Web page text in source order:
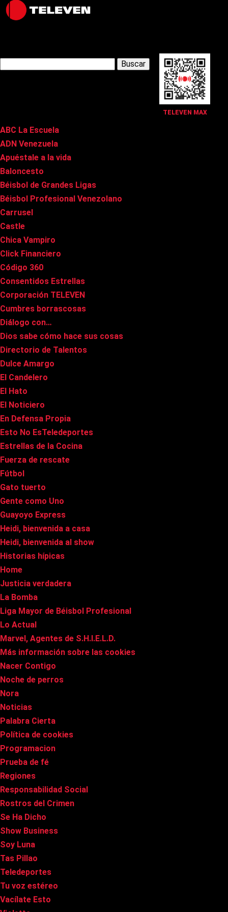
TELEVEN MAX
Latest Posts
ABC La Escuela
ADN Venezuela
Apuéstale a la vida
Baloncesto
Béisbol de Grandes Ligas
Béisbol Profesional Venezolano
Carrusel
Castle
Chica Vampiro
Click Financiero
Código 360
Consentidos Estrellas
Corporación TELEVEN
Cumbres borrascosas
Diálogo con…
Dios sabe cómo hace sus cosas
Directorio de Talentos
Dulce Amargo
El Candelero
El Hato
El Noticiero
En Defensa Propia
Esto No EsTeledeportes
Estrellas de la Cocina
Fuerza de rescate
Fútbol
Gato tuerto
Gente como Uno
Guayoyo Express
Heidi, bienvenida a casa
Heidi, bienvenida al show
Historias hípicas
Home
Justicia verdadera
La Bomba
Liga Mayor de Béisbol Profesional
Lo Actual
Marvel, Agentes de S.H.I.E.L.D.
Más información sobre las cookies
Nacer Contigo
Noche de perros
Nora
Noticias
Palabra Cierta
Política de cookies
Programacion
Prueba de fé
Regiones
Responsabilidad Social
Rostros del Crimen
Se Ha Dicho
Show Business
Soy Luna
Tas Pillao
Teledeportes
Tu voz estéreo
Vacílate Esto